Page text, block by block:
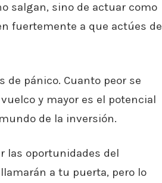
salgan, sino de actuar como
fuertemente a que actúes de
de pánico. Cuanto peor se
y mayor es el potencial
de la inversión.
las oportunidades del
a tu puerta, pero lo